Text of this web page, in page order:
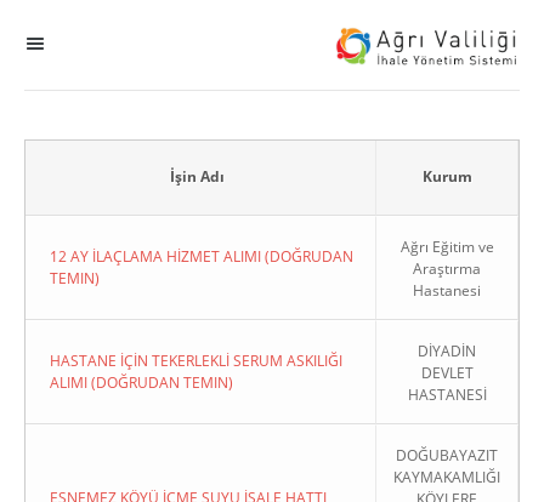
KHGB
İşin Adı Kurum
12 AY İLAÇLAMA HİZMET ALIMI (DOĞRUDAN
TEMIN)
Ağrı Eğitim ve
Araştırma
Hastanesi
HASTANE İÇİN TEKERLEKLİ SERUM ASKILIĞI
ALIMI (DOĞRUDAN TEMIN)
DİYADİN
DEVLET
HASTANESİ
ESNEMEZ KÖYÜ İÇME SUYU İSALE HATTI
DOĞUBAYAZIT
KAYMAKAMLIĞI